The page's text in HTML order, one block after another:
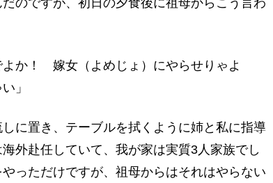
のですが、初日の夕食後に祖母からこう言わ
よか！ 嫁女（よめじょ）にやらせりゃよ
」
に置き、テーブルを拭くように姉と私に指導
外赴任していて、我が家は実質3人家族でし
っただけですが、祖母からはそれはやらない